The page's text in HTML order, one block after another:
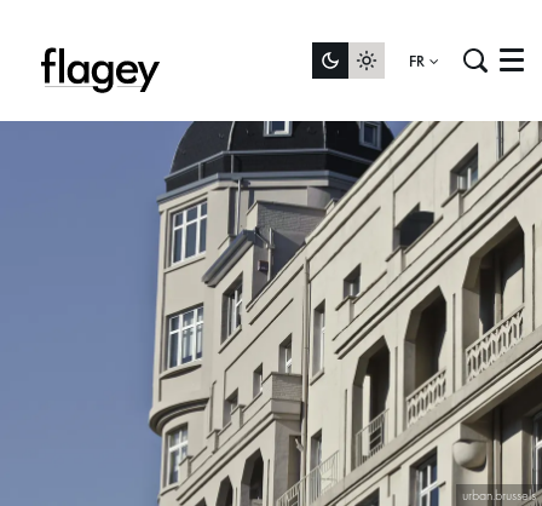
FR Menu
urban.brussels